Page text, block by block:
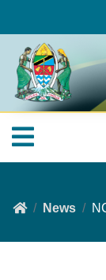
News